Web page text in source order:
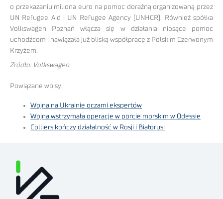
o przekazaniu miliona euro na pomoc doraźną organizowaną przez
UN Refugee Aid i UN Refugee Agency (UNHCR). Również spółka
Volkswagen Poznań włącza się w działania niosące pomoc
uchodźcom i nawiązała już bliską współpracę z Polskim Czerwonym
Krzyżem.
Zródło: Volkswagen
Powiązane wpisy:
Wojna na Ukrainie oczami ekspertów
Wojna wstrzymała operacje w porcie morskim w Odessie
Colliers kończy działalność w Rosji i Białorusi